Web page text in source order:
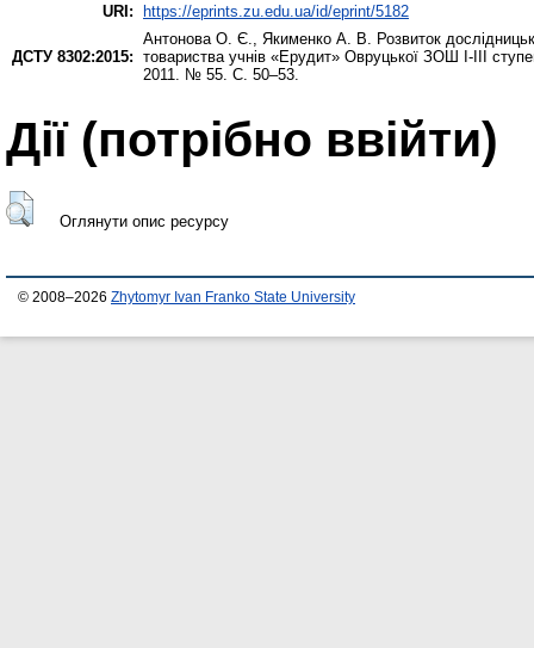
URI: https://eprints.zu.edu.ua/id/eprint/5182
ДСТУ 8302:2015:
Антонова О. Є. Якименко А. В.
Розвиток
товариства учнів «Ерудит» Овруцької ЗОШ І-ІІІ
2011. № 55. С. 50–53.
Дії ​​(потрібно ввійти)
Оглянути опис ресурсу
© 2008–2026 Zhytomyr Ivan Franko State University